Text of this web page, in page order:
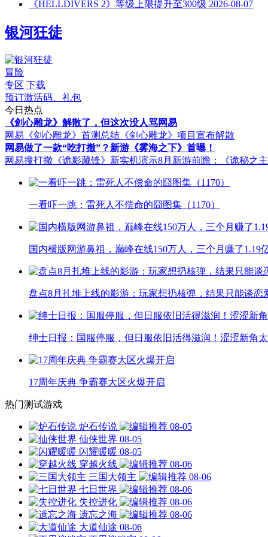
《HELLDIVERS 2》等级上限提升至300级 2026-08-07
银河狂徒
冒险
专区 下载
预订激活码、礼包
今日热点
《剑心雕龙》解散了，但这次没人骂网易
网易《剑心雕龙》首测总结 《剑心雕龙》项目宣布解散
网易做了一款“吃打撤”？新游《雾海之下》首曝！
网易搜打撤《诡影藏锋》新实机演示8月新游前瞻：《诡秘之
一看吓一跳：雷死人不偿命的囧图集（1170）
国内横版网游鼻祖，巅峰在线150万人，三个月赚了1.19
盘点8月扎堆上线的影游：玩家想扔核弹，结果只能谈恋
绅士日报：国服停服，但日服依旧活得滋润！涩涩新角太
17周年庆典 争霸赛大区火爆开启
热门测试游戏
炉石传说
08-05
仙侠世界 08-05
闪耀暖暖 08-05
穿越火线
08-06
三国大领主
08-06
七日世界
08-06
失控进化
08-06
遗忘之海
08-06
大道仙途 08-06